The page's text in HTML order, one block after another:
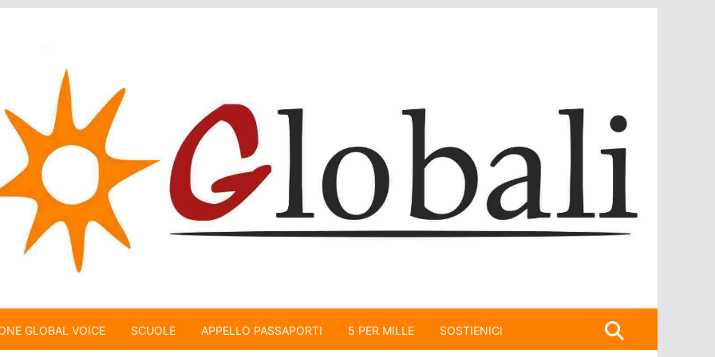
GLOBAL VOICE SCUOLE APPELLO PASSAPORTI 5 PER MILLE SOSTIENICI